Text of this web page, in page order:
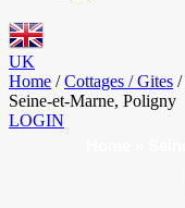
UK
Home / Cottages / Gites /
Seine-et-Marne, Poligny
LOGIN